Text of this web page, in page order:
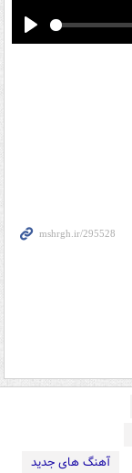
Play
آهنگ های جدید